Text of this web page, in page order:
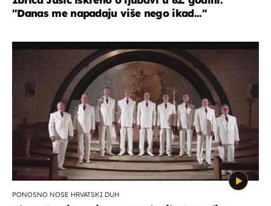
"Danas me napadaju više nego ikad..."
PONOSNO NOSE HRVATSKI DUH